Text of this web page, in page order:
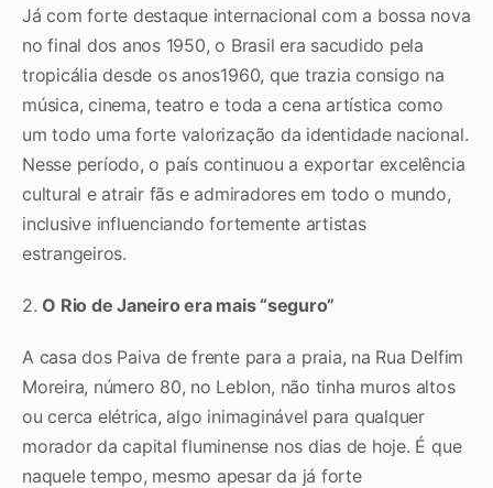
Já com forte destaque internacional com a bossa nova
no final dos anos 1950, o Brasil era sacudido pela
tropicália desde os anos1960, que trazia consigo na
música, cinema, teatro e toda a cena artística como
um todo uma forte valorização da identidade nacional.
Nesse período, o país continuou a exportar excelência
cultural e atrair fãs e admiradores em todo o mundo,
inclusive influenciando fortemente artistas
estrangeiros.
2.O Rio de Janeiro era mais “seguro”
A casa dos Paiva de frente para a praia, na Rua Delfim
Moreira, número 80, no Leblon, não tinha muros altos
ou cerca elétrica, algo inimaginável para qualquer
morador da capital fluminense nos dias de hoje. É que
naquele tempo, mesmo apesar da já forte